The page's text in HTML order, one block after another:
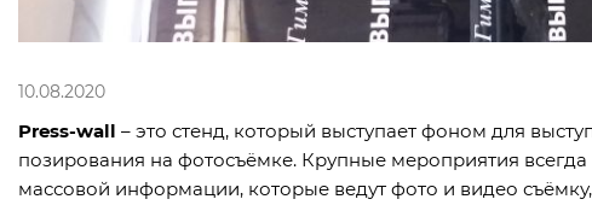
10.08.2020
Press-wall – это стенд, который выступает фоном для
позирования на фотосъёмке. Крупные мероприятия
массовой информации, которые ведут фото и видео